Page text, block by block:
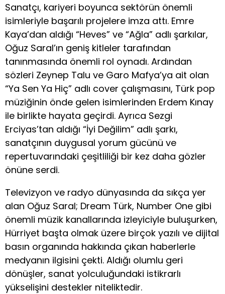
Sanatçı, kariyeri boyunca sektörün önemli
isimleriyle başarılı projelere imza attı. Emre
Kaya’dan aldığı “Heves” ve “Ağla” adlı şarkılar,
Oğuz Saral’ın geniş kitleler tarafından
tanınmasında önemli rol oynadı. Ardından
sözleri Zeynep Talu ve Garo Mafya’ya ait olan
“Ya Sen Ya Hiç” adlı cover çalışmasını, Türk pop
müziğinin önde gelen isimlerinden Erdem Kınay
ile birlikte hayata geçirdi. Ayrıca Sezgi
Erciyas’tan aldığı “İyi Değilim” adlı şarkı,
sanatçının duygusal yorum gücünü ve
repertuvarındaki çeşitliliği bir kez daha gözler
önüne serdi.
Televizyon ve radyo dünyasında da sıkça yer
alan Oğuz Saral; Dream Türk, Number One gibi
önemli müzik kanallarında izleyiciyle buluşurken,
Hürriyet başta olmak üzere birçok yazılı ve dijital
basın organında hakkında çıkan haberlerle
medyanın ilgisini çekti. Aldığı olumlu geri
dönüşler, sanat yolculuğundaki istikrarlı
yükselişini destekler niteliktedir.